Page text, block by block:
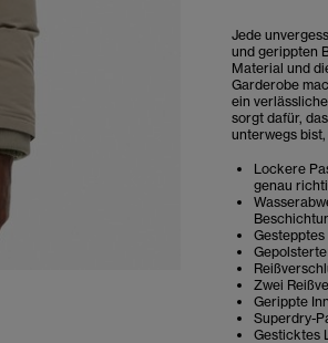
Jede
und gerippten
Material und
Garderobe
ein
sorgt dafür,
unterwegs
Lockere
genau
Gestepptes
Zwei
Gerippte
Superdry-
Gesticktes